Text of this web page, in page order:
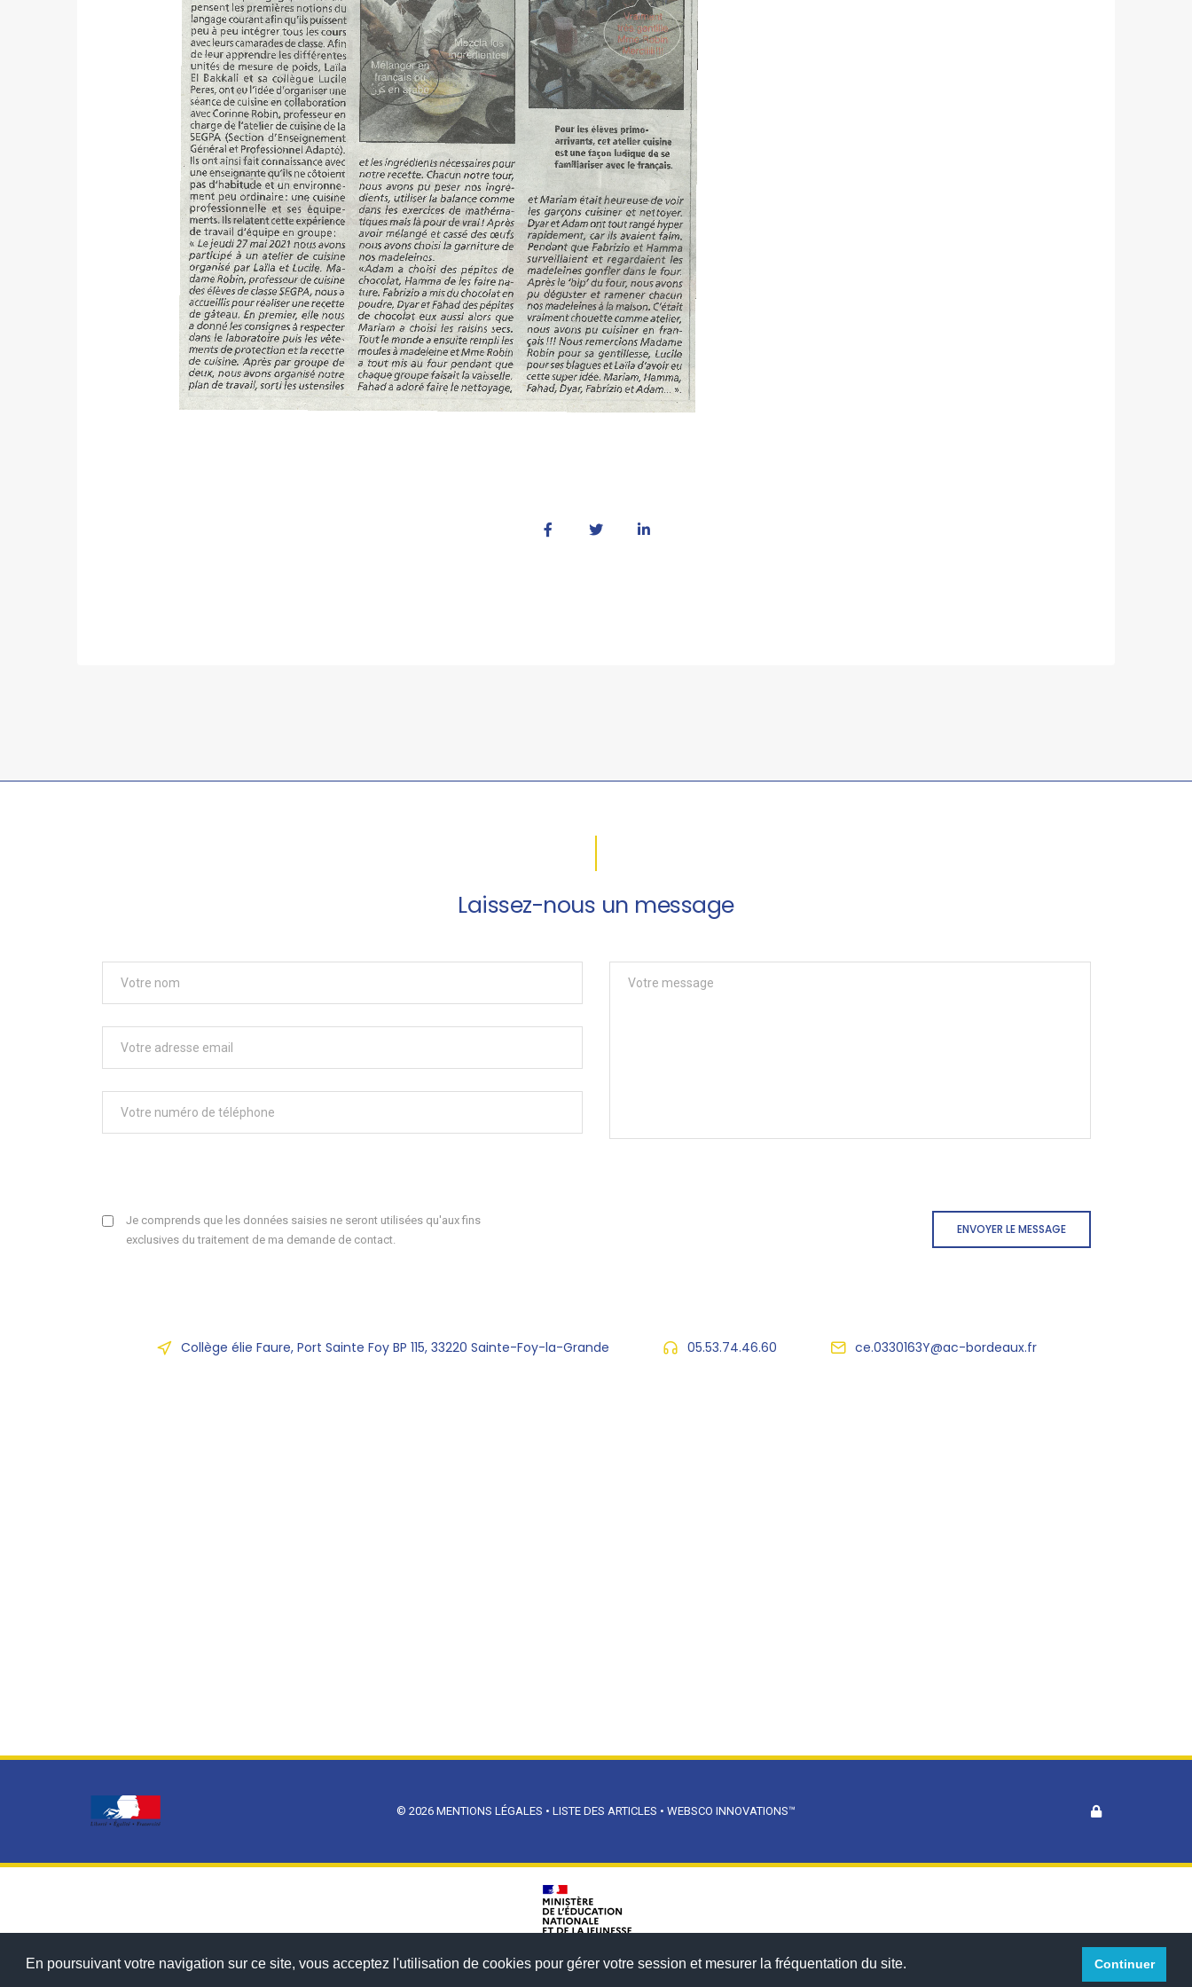
En poursuivant votre navigation sur ce site, vous acceptez l'utilisation de cookies pour gérer votre session et mesurer la fréquentation du site. Continuer
Laissez-nous un message
Je comprends que les données saisies ne seront utilisées qu'aux fins
exclusives du traitement de ma demande de contact.
ENVOYER LE MESSAGE
Collège élie Faure, Port Sainte Foy BP 115, 33220 Sainte-Foy-la-Grande 05.53.74.46.60 ce.0330163Y@ac-bordeaux.fr
© 2026 MENTIONS LÉGALES • LISTE DES ARTICLES • WEBSCO INNOVATIONS™